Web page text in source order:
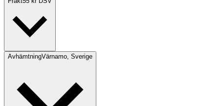
AvhämtningVärnamo, Sverige